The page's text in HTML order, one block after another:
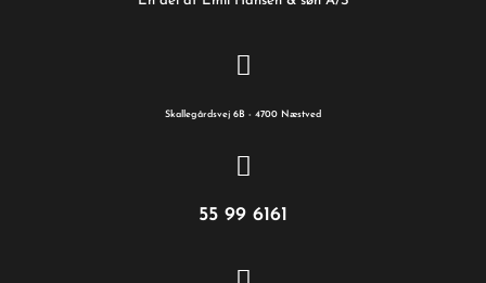
Skallegårdsvej 6B - 4700 Næstved
55 99 6161